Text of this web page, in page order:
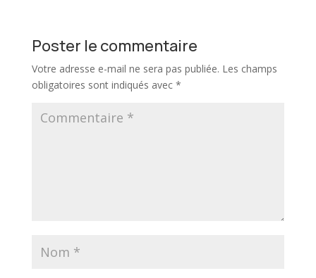
Poster le commentaire
Votre adresse e-mail ne sera pas publiée. Les champs
obligatoires sont indiqués avec *